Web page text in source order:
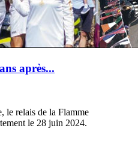
après...
le relais de la Flamme
le 28 juin 2024.